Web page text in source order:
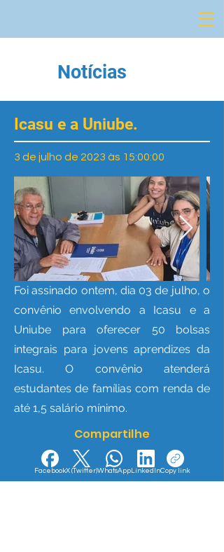
Notícias
Icasu e a Uniube.
3 de julho de 2023 às 15:00:00
Foi assinado ontem, dia 03 de julho, o
convênio envolvendo a Icasu e a
Uniube para oferecer 50 bolsas
integrais para jovens aprendizes da
Icasu. O convênio atenderá
estudantes de famílias com renda de
até 1,5 salário mínimo.
Compartilhe
FacebookX (Twitter)WhatsApp LinkedInCopy link